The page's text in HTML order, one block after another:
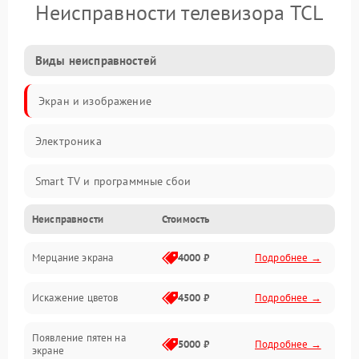
Неисправности телевизора TCL
Виды неисправностей
Экран и изображение
Электроника
Smart TV и программные сбои
Питание и запуск
Подсветка и LED-модули
Звук и аудиосистема
Сигнал и приём каналов
Неисправности Стоимость
Мерцание экрана 4000 ₽ Подробнее →
Искажение цветов 4500 ₽ Подробнее →
Появление пятен на
экране
5000 ₽ Подробнее →